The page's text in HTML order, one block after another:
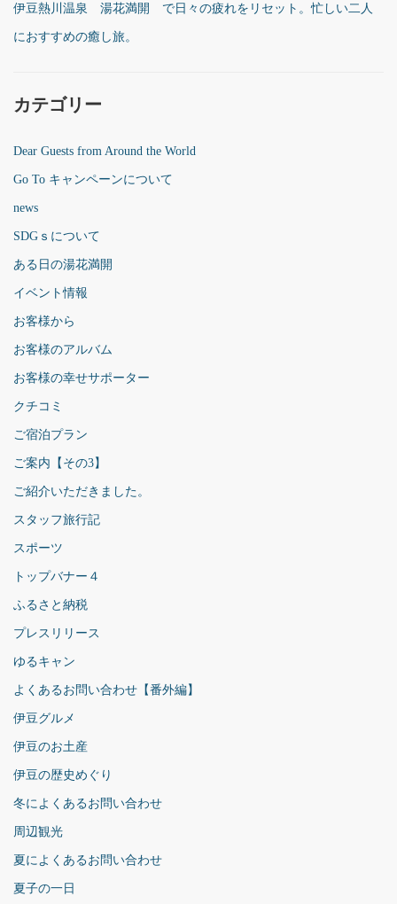
伊豆熱川温泉 湯花満開 で日々の疲れをリセット。忙しい二人
におすすめの癒し旅。
カテゴリー
Dear Guests from Around the World
Go To キャンペーンについて
news
SDGｓについて
ある日の湯花満開
イベント情報
お客様から
お客様のアルバム
お客様の幸せサポーター
クチコミ
ご宿泊プラン
ご案内【その3】
ご紹介いただきました。
スタッフ旅行記
スポーツ
トップバナー４
ふるさと納税
プレスリリース
ゆるキャン
よくあるお問い合わせ【番外編】
伊豆グルメ
伊豆のお土産
伊豆の歴史めぐり
冬によくあるお問い合わせ
周辺観光
夏によくあるお問い合わせ
夏子の一日